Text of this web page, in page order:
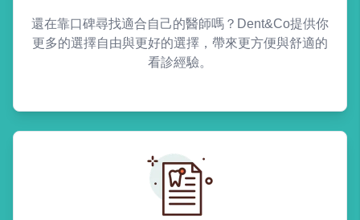
還在靠口碑尋找適合自己的醫師嗎？Dent&Co提供你
更多的選擇自由與更好的選擇，帶來更方便與舒適的
看診經驗。